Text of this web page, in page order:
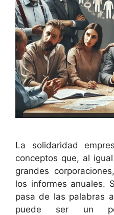
La solidaridad
conceptos que, al
grandes
los informes anuales.
pasa de las palabras
puede ser un